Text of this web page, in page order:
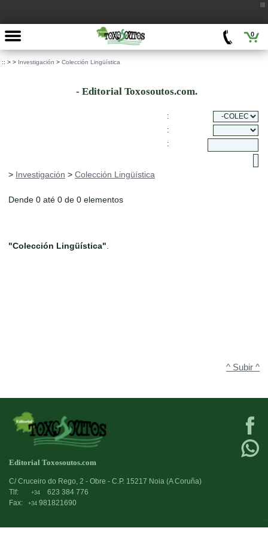
0
:: > > Investigación > Colección Lingüística
- Editorial Toxosoutos.com.
:
:
:
> Investigación > Colección Lingüística
Dende 0 até 0 de 0 elementos
"Colección Lingüística"
^ Subir ^
Editorial Toxosoutos.com
C/ Cruceiro do Rego, 2 - Obre - C.P. 15217 Noia (A Coruña)
Tlf:
+34
623 384 776
Fax:
+34 981821690
->